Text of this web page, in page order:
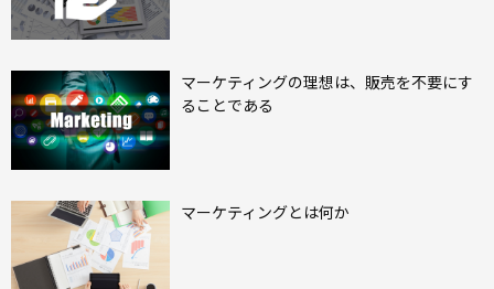
マーケティングの理想は、販売を不要にす
ることである
マーケティングとは何か